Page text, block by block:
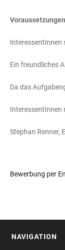
InteressentInnen
Ein freundliches
Da das
InteressentInnen
Stephan Renner,
Bewerbung per
NAVIGATION